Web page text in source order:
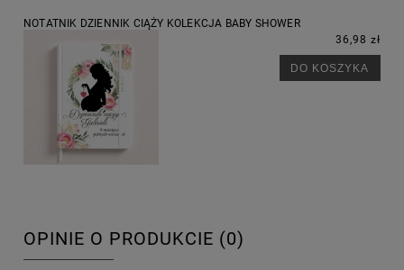
NOTATNIK DZIENNIK CIĄŻY KOLEKCJA BABY SHOWER
36,98 zł
DO KOSZYKA
OPINIE O PRODUKCIE (0)